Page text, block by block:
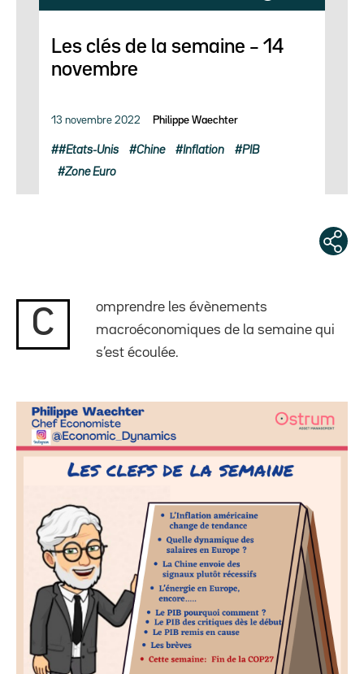
Les clés de la semaine – 14
novembre
13 novembre 2022 Philippe Waechter
#Etats-Unis Chine Inflation PIB
Zone Euro
C
omprendre les évènements
macroéconomiques de la semaine qui
s’est écoulée.